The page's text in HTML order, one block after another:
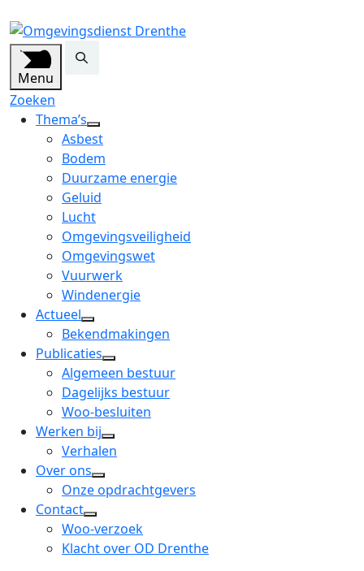
Menu
Zoeken
Thema’s
open
dropdown
menu
Asbest
Bodem
Duurzame energie
Geluid
Lucht
Omgevingsveiligheid
Omgevingswet
Vuurwerk
Windenergie
Actueel
open
dropdown
menu
Bekendmakingen
Publicaties
open
dropdown
menu
Algemeen bestuur
Dagelijks bestuur
Woo-besluiten
Werken bij
open
menu
Verhalen
Over ons
open
dropdown
menu
Onze opdrachtgevers
Contact
open
dropdown
Woo-verzoek
Klacht over OD Drenthe